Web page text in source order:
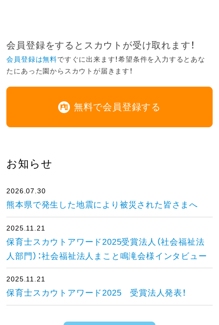
会員登録をするとスカウトが受け取れます！
会員登録は無料ですぐに出来ます！希望条件を入力するとあな
たにあった園からスカウトが届きます！
無料で会員登録する
お知らせ
2026.07.30
熊本県で発生した地震により被災された皆さまへ
2025.11.21
保育士スカウトアワード2025受賞法人（社会福祉法
人部門）：社会福祉法人まこと鳴滝会様インタビュー
2025.11.21
保育士スカウトアワード2025 受賞法人発表！